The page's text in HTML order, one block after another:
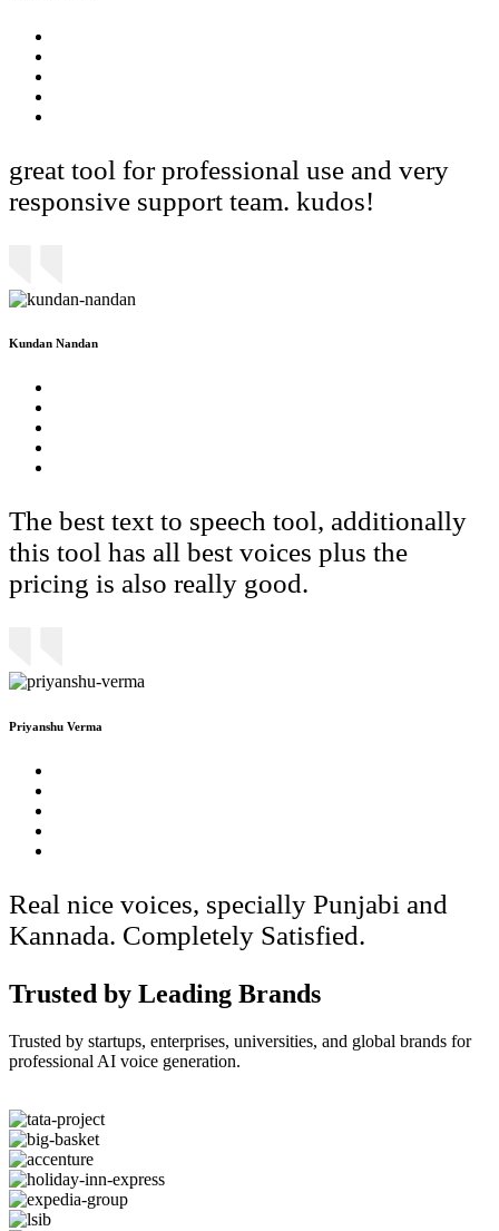
great tool for professional use and very
responsive support team. kudos!
Kundan Nandan
The best text to speech tool, additionally
this tool has all best voices plus the
pricing is also really good.
Priyanshu Verma
Real nice voices, specially Punjabi and
Kannada. Completely Satisfied.
Trusted by Leading Brands
Trusted by startups, enterprises, universities, and global brands for
professional AI voice generation.